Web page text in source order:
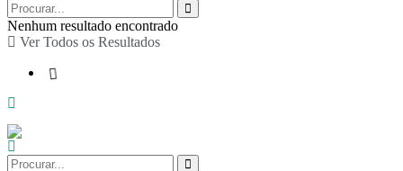
Nenhum resultado encontrado
Ver Todos os Resultados